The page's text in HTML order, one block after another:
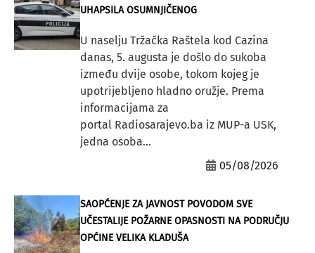
UHAPSILA OSUMNJIČENOG
U naselju Tržačka Raštela kod Cazina
danas, 5. augusta je došlo do sukoba
između dvije osobe, tokom kojeg je
upotrijebljeno hladno oružje. Prema
informacijama za
portal Radiosarajevo.ba iz MUP-a USK,
jedna osoba...
05/08/2026
SAOPĆENJE ZA JAVNOST POVODOM SVE
UČESTALIJE POŽARNE OPASNOSTI NA PODRUČJU
OPĆINE VELIKA KLADUŠA